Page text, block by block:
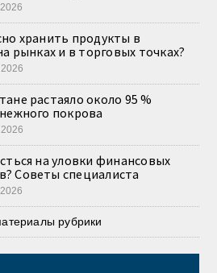
хранить продукты в
рынках и в торговых точках?
растаяло около 95 %
покрова
на уловки финансовых
Советы специалиста
рубрики